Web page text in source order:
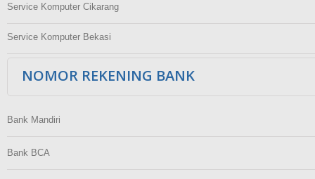
Service Komputer Cikarang
Service Komputer Bekasi
NOMOR REKENING BANK
Bank Mandiri
Bank BCA